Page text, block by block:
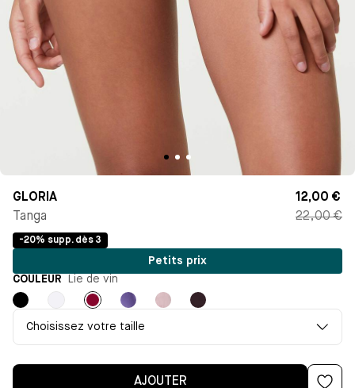
GLORIA
Tanga
12,00 €
22,00 €
-20% supp. dès 3
Petits prix
COULEUR
Lie de vin
Noir Blanc
Lie
de
vin
Violet
clair
Bleu Marron
Choisissez votre taille
AJOUTER